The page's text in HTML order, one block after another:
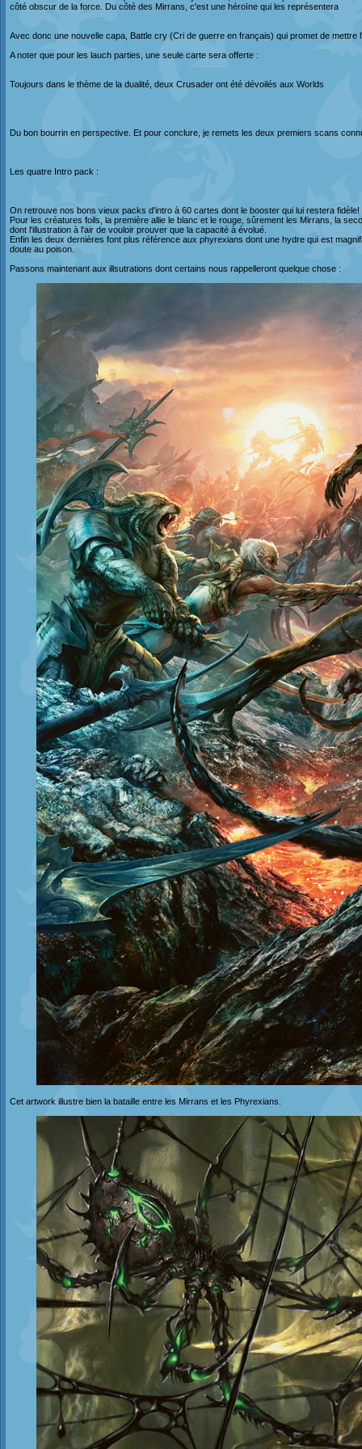
côté obscur de la force. Du côté des Mirrans, c'est une héroïne qui les représentera
Avec donc une nouvelle capa, Battle cry (Cri de guerre en français) qui promet de mettre
A noter que pour les lauch parties, une seule carte sera offerte :
Toujours dans le thème de la dualité, deux Crusader ont été dévoilés aux Worlds
Du bon bourrin en perspective. Et pour conclure, je remets les deux premiers scans
Les quatre Intro pack :
On retrouve nos bons vieux packs d'intro à 60 cartes dont le booster qui lui restera fidèle!
Pour les créatures foils, la première allie le blanc et le rouge, sûrement les Mirrans, la
dont l'illustration à l'air de vouloir prouver que la capacité à évolué.
Enfin les deux dernières font plus référence aux phyrexians dont une hydre qui est
doute au poison.
Passons maintenant aux illsutrations dont certains nous rappelleront quelque chose :
Cet artwork illustre bien la bataille entre les Mirrans et les Phyrexians.